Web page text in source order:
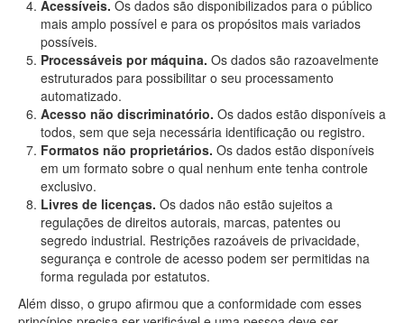
Acessíveis. Os dados são disponibilizados para o público
mais amplo possível e para os propósitos mais variados
possíveis.
Processáveis por máquina. Os dados são razoavelmente
estruturados para possibilitar o seu processamento
automatizado.
Acesso não discriminatório. Os dados estão disponíveis a
todos, sem que seja necessária identificação ou registro.
Formatos não proprietários. Os dados estão disponíveis
em um formato sobre o qual nenhum ente tenha controle
exclusivo.
Livres de licenças. Os dados não estão sujeitos a
regulações de direitos autorais, marcas, patentes ou
segredo industrial. Restrições razoáveis de privacidade,
segurança e controle de acesso podem ser permitidas na
forma regulada por estatutos.
Além disso, o grupo afirmou que a conformidade com esses